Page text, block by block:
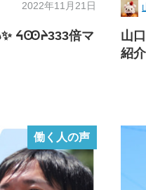
2022年11月21日
ᔦꙬᔨ333倍マ
山
紹
働く人の声